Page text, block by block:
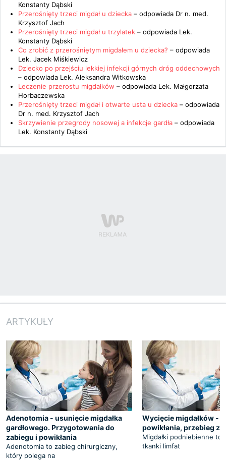
Konstanty Dąbski
Przerośnięty trzeci migdał u dziecka – odpowiada Dr n. med.
Krzysztof Jach
Przerośnięty trzeci migdał u trzylatek – odpowiada Lek.
Konstanty Dąbski
Co zrobić z przerośniętym migdałem u dziecka? – odpowiada
Lek. Jacek Miśkiewicz
Dziecko po przejściu lekkiej infekcji górnych dróg oddechowych
– odpowiada Lek. Aleksandra Witkowska
Leczenie przerostu migdałków – odpowiada Lek. Małgorzata
Horbaczewska
Przerośnięty trzeci migdał i otwarte usta u dziecka – odpowiada
Dr n. med. Krzysztof Jach
Skrzywienie przegrody nosowej a infekcje gardła – odpowiada
Lek. Konstanty Dąbski
ARTYKUŁY
Adenotomia - usunięcie migdałka
gardłowego. Przygotowania do
zabiegu i powikłania
Adenotomia to zabieg chirurgiczny,
który polega na
Wycięcie migdałków -
powikłania, przebieg
Migdałki podniebienne to
tkanki limfat